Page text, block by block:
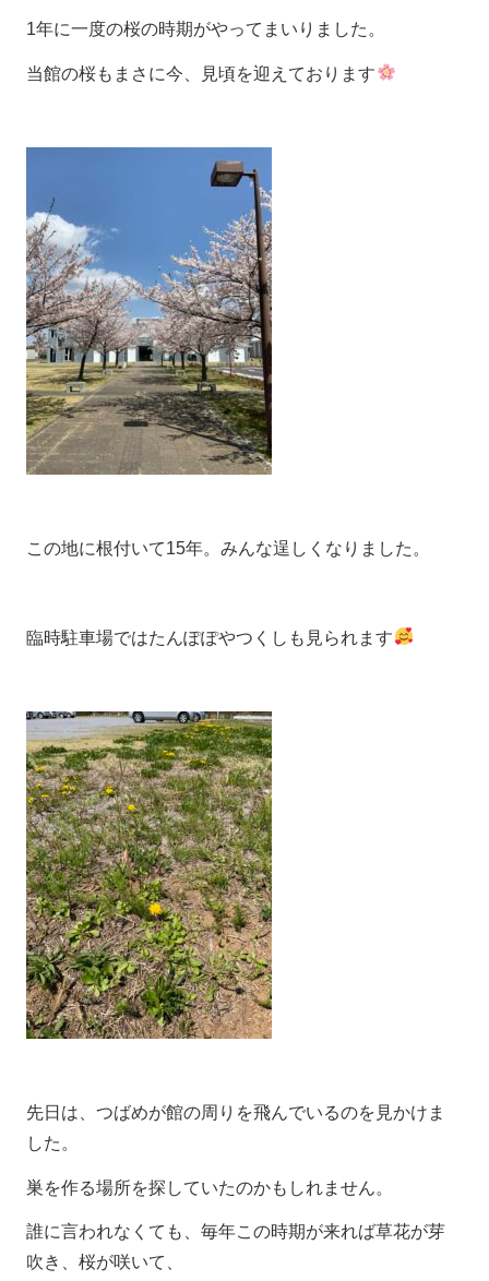
1年に一度の桜の時期がやってまいりました。
当館の桜もまさに今、見頃を迎えております
この地に根付いて15年。みんな逞しくなりました。
臨時駐車場ではたんぽぽやつくしも見られます
先日は、つばめが館の周りを飛んでいるのを見かけま
した。
巣を作る場所を探していたのかもしれません。
誰に言われなくても、毎年この時期が来れば草花が芽
吹き、桜が咲いて、